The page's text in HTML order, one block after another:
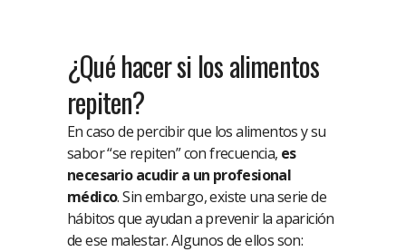
¿Qué hacer si los alimentos
repiten?
En caso de percibir que los alimentos y su
sabor “se repiten” con frecuencia, es
necesario acudir a un profesional
médico. Sin embargo, existe una serie de
hábitos que ayudan a prevenir la aparición
de ese malestar. Algunos de ellos son: